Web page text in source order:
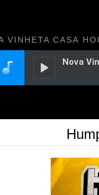
VINHETA CASA